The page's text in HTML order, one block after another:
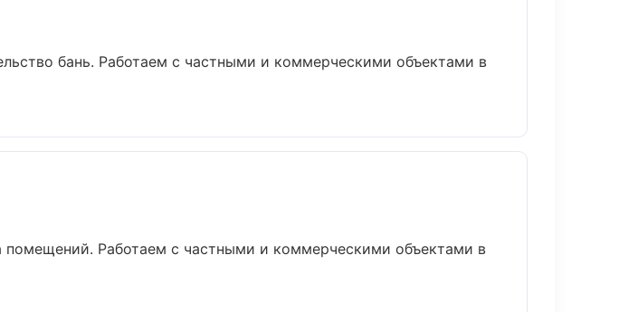
бань. Работаем с частными и коммерческими объектами в
помещений. Работаем с частными и коммерческими объектами в